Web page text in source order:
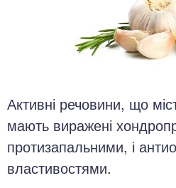
Активні речовини, що
мають виражені
протизапальними, і
властивостями.